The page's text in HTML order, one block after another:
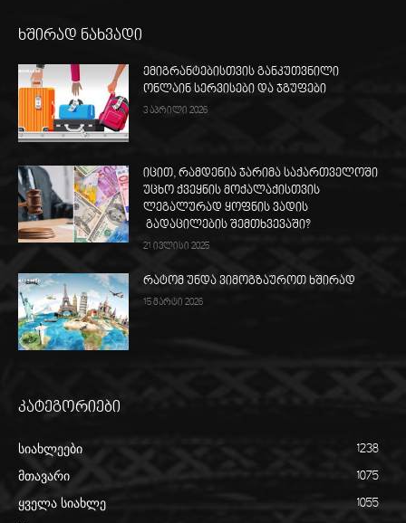
ხშირად ნახვადი
ემიგრანტებისთვის განკუთვნილი
ონლაინ სერვისები და ჯგუფები
3 აპრილი 2026
იცით, რამდენია ჯარიმა საქართველოში
უცხო ქვეყნის მოქალაქისთვის
ლეგალურად ყოფნის ვადის
გადაცილების შემთხვევაში?
21 ივლისი 2025
რატომ უნდა ვიმოგზაუროთ ხშირად
15 მარტი 2026
კატეგორიები
სიახლეები 1238
მთავარი 1075
ყველა სიახლე 1055